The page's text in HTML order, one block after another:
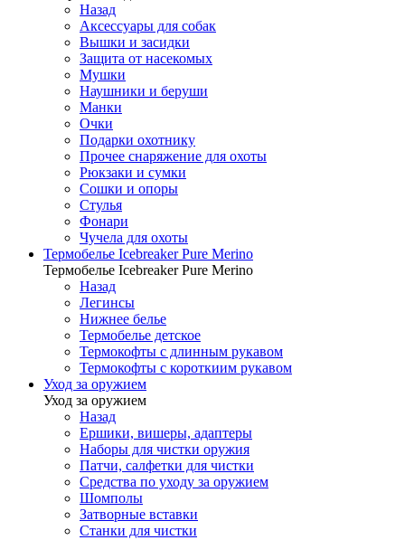
Назад
Аксессуары для собак
Вышки и засидки
Защита от насекомых
Мушки
Наушники и беруши
Манки
Очки
Подарки охотнику
Прочее снаряжение для охоты
Рюкзаки и сумки
Сошки и опоры
Стулья
Фонари
Чучела для охоты
Термобелье Icebreaker Pure Merino
Термобелье Icebreaker Pure Merino
Назад
Легинсы
Нижнее белье
Термобелье детское
Термокофты с длинным рукавом
Термокофты с короткиим рукавом
Уход за оружием
Уход за оружием
Назад
Ершики, вишеры, адаптеры
Наборы для чистки оружия
Патчи, салфетки для чистки
Средства по уходу за оружием
Шомполы
Затворные вставки
Станки для чистки